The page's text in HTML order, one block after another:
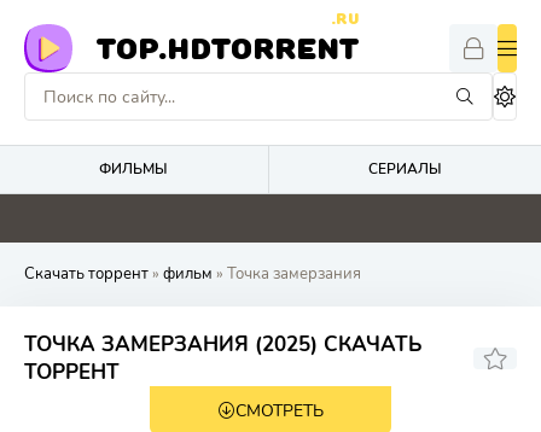
TOP.HDTORRENT
.RU
ФИЛЬМЫ СЕРИАЛЫ
4.9 0 5 0
Скачать торрент» фильм » Точка замерзания
ТОЧКА ЗАМЕРЗАНИЯ (2025) СКАЧАТЬ
ТОРРЕНТ
СМОТРЕТЬ